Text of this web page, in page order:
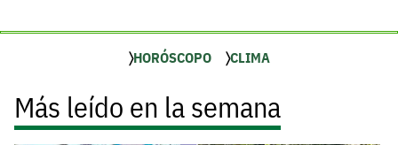
HORÓSCOPO CLIMA
Más leído en la semana